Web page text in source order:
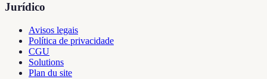
Jurídico
Avisos legais
Política de privacidade
CGU
Solutions
Plan du site